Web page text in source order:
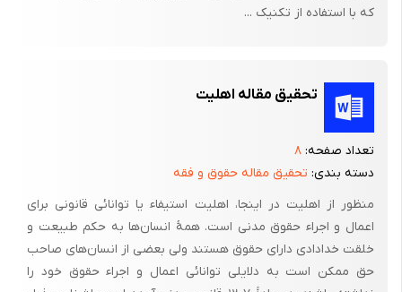
که با استفاده از تکنیک ...
تحقیق مقاله اهلیت
تعداد صفحه: ۸
دسته بندی: تحقیق مقاله حقوق و فقه
منظور از اهلیت در اینجا، اهلیت استیفاء یا توانائى قانونى براى
اعمال و اجراء حقوق مدنى است. همهٔ انسان‌ها به حکم طبیعت و
خلقت خدادادى داراى حقوق هستند ولى بعضى از انسان‌هاى صاحب
حق ممکن است به دلایلى توانائى اعمال و اجراء حقوق خود را